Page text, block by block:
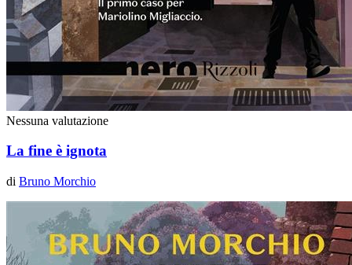
Nessuna valutazione
La fine è ignota
di Bruno Morchio